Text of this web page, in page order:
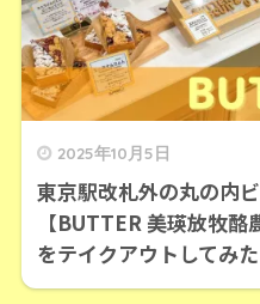
2025年10月5日
東京駅改札外の丸の内
【BUTTER 美瑛放牧
をテイクアウトしてみ